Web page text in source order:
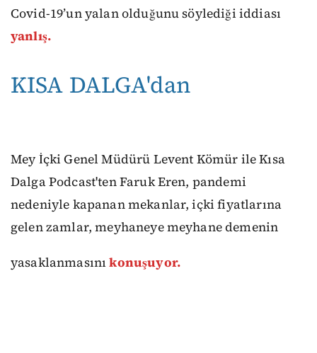
Covid-19’un yalan olduğunu söylediği iddiası
yanlış.
KISA DALGA'dan
Mey İçki Genel Müdürü Levent Kömür ile Kısa
Dalga Podcast'ten Faruk Eren, pandemi
nedeniyle kapanan mekanlar, içki fiyatlarına
gelen zamlar, meyhaneye meyhane demenin
yasaklanmasınıkonuşuyor.